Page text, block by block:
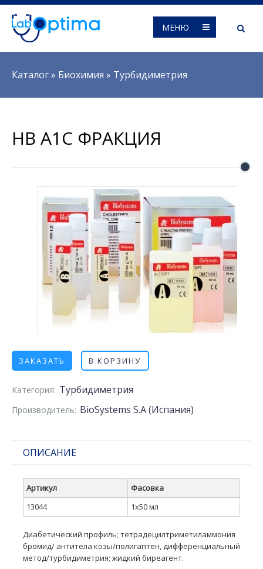
МЕНЮ
Вы здесь
Каталог» Биохимия » Турбидиметрия
HB A1C ФРАКЦИЯ
ЗАКАЗАТЬ В КОРЗИНУ
Категория: Турбидиметрия
Производитель: BioSystems S.A (Испания)
ОПИСАНИЕ
Артикул
Фасовка
13044
1x50 мл
Диабетический профиль; тетрадецилтриметиламмония
бромид/ антитела козы/полигаптен, дифференциальный
метод/турбидиметрия; жидкий биреагент.